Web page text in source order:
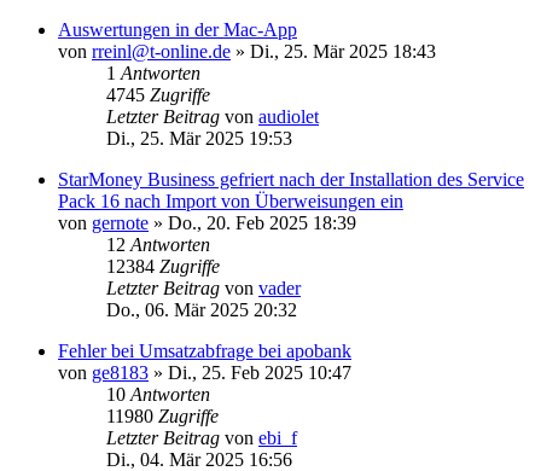
Auswertungen in der Mac-App
von rreinl@t-online.de » Di., 25. Mär 2025 18:43
1 Antworten
4745 Zugriffe
Letzter Beitrag von audiolet
Di., 25. Mär 2025 19:53
StarMoney Business gefriert nach der Installation des Service
Pack 16 nach Import von Überweisungen ein
von gernote » Do., 20. Feb 2025 18:39
12 Antworten
12384 Zugriffe
Letzter Beitrag von vader
Do., 06. Mär 2025 20:32
Fehler bei Umsatzabfrage bei apobank
von ge8183 » Di., 25. Feb 2025 10:47
10 Antworten
11980 Zugriffe
Letzter Beitrag von ebi_f
Di., 04. Mär 2025 16:56